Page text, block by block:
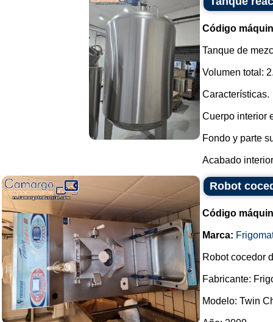
Código
Tanque de
Volumen total:
Características.
Cuerpo interior
Fondo y parte
Acabado
Robot
Código
Marca:
Robot cocedor
Fabricante:
Modelo: Twin